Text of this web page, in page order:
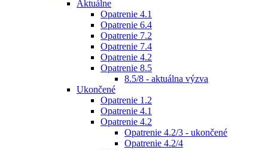
Aktuálne
Opatrenie 4.1
Opatrenie 6.4
Opatrenie 7.2
Opatrenie 7.4
Opatrenie 4.2
Opatrenie 8.5
8.5/8 - aktuálna výzva
Ukončené
Opatrenie 1.2
Opatrenie 4.1
Opatrenie 4.2
Opatrenie 4.2/3 - ukončené
Opatrenie 4.2/4